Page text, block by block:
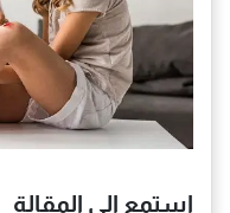
استمع الي المقالة